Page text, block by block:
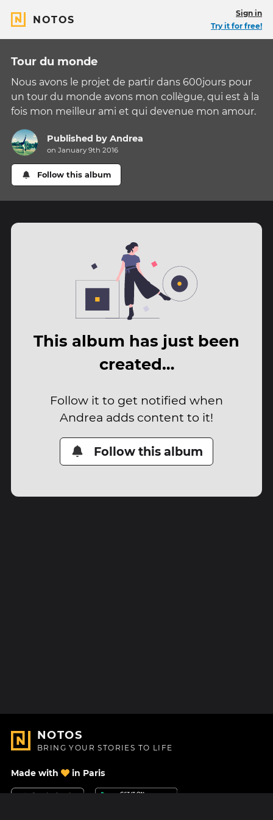
NOTOS
Sign in
Try it for free!
Tour du monde
Nous avons le projet de partir dans 600jours pour
un tour du monde avons mon collègue, qui est à la
fois mon meilleur ami et qui devenue mon amour.
Published byAndrea
on January 9th 2016
Follow this album
This album has just been
created…
Follow it to get notified when
Andrea adds content to it!
Follow this album
NOTOS
BRING YOUR STORIES TO LIFE
Made with in Paris